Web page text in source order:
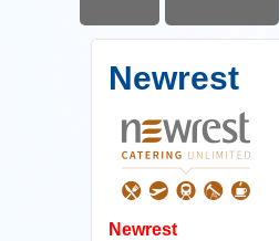
Newrest
Newrest